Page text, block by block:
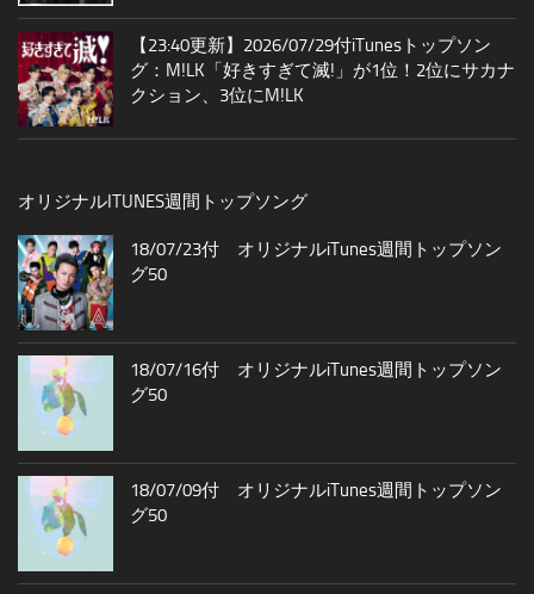
【23:40更新】2026/07/29付iTunesトップソン
グ：M!LK「好きすぎて滅!」が1位！2位にサカナ
クション、3位にM!LK
オリジナルITUNES週間トップソング
18/07/23付 オリジナルiTunes週間トップソン
グ50
18/07/16付 オリジナルiTunes週間トップソン
グ50
18/07/09付 オリジナルiTunes週間トップソン
グ50